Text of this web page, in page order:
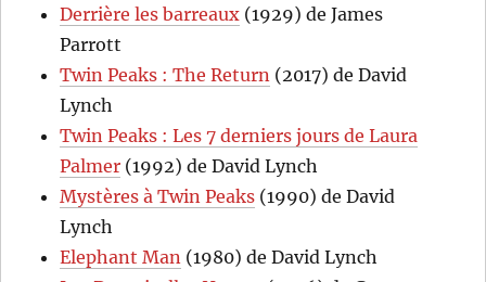
Derrière les barreaux (1929) de James
Parrott
Twin Peaks : The Return (2017) de David
Lynch
Twin Peaks : Les 7 derniers jours de Laura
Palmer (1992) de David Lynch
Mystères à Twin Peaks (1990) de David
Lynch
Elephant Man (1980) de David Lynch